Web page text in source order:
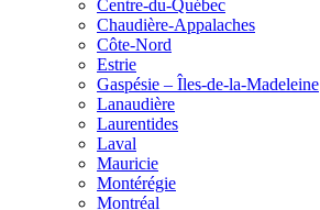
Centre-du-Québec
Chaudière-Appalaches
Côte-Nord
Estrie
Gaspésie – Îles-de-la-Madeleine
Lanaudière
Laurentides
Laval
Mauricie
Montérégie
Montréal